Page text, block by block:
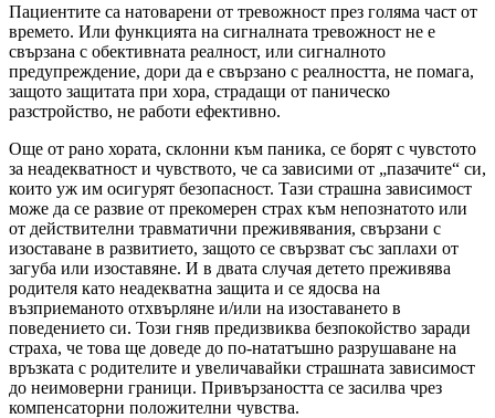
Пациентите са натоварени от тревожност през голяма част от
времето. Или функцията на сигналната тревожност не е
свързана с обективната реалност, или сигналното
предупреждение, дори да е свързано с реалността, не помага,
защото защитата при хора, страдащи от паническо
разстройство, не работи ефективно.
Още от рано хората, склонни към паника, се борят с чувстото
за неадекватност и чувството, че са зависими от „пазачите“ си,
които уж им осигурят безопасност. Тази страшна зависимост
може да се развие от прекомерен страх към непознатото или
от действителни травматични преживявания, свързани с
изоставане в развитието, защото се свързват със заплахи от
загуба или изоставяне. И в двата случая детето преживява
родителя като неадекватна защита и се ядосва на
възприеманото отхвърляне и/или на изоставането в
поведението си. Този гняв предизвиква безпокойство заради
страха, че това ще доведе до по-нататъшно разрушаване на
връзката с родителите и увеличавайки страшната зависимост
до неимоверни граници. Привързаността се засилва чрез
компенсаторни положителни чувства.